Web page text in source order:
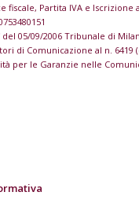
fiscale, Partita IVA e Iscrizione
del 05/09/2006 Tribunale di
di Comunicazione al n. 6419
per le Garanzie nelle